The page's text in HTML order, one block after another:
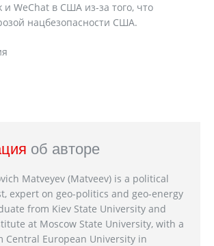
и WeChat в США из-за того, что
нацбезопасности США.
об авторе
Matveyev (Matveev) is a political
expert on geo-politics and geo-energy
from Kiev State University and
at Moscow State University, with a
Central European University in